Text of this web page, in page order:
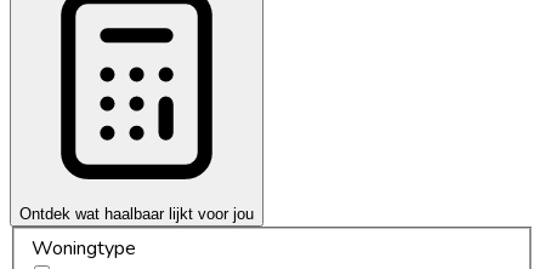
Ontdek wat haalbaar lijkt voor jou
Woningtype